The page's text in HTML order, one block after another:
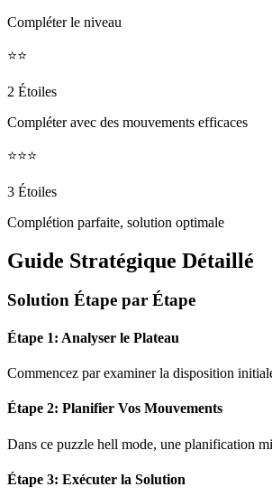
Compléter le niveau
⭐⭐
2 Étoiles
Compléter avec des mouvements efficaces
⭐⭐⭐
3 Étoiles
Complétion parfaite, solution optimale
Guide Stratégique Détaillé
Solution Étape par Étape
Étape 1: Analyser le Plateau
Commencez par examiner la disposition
Étape 2: Planifier Vos Mouvements
Dans ce puzzle hell mode, une planification
Étape 3: Exécuter la Solution